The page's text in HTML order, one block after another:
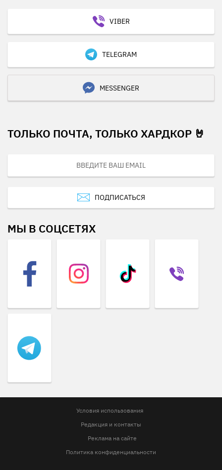
VIBER
TELEGRAM
MESSENGER
ТОЛЬКО ПОЧТА, ТОЛЬКО ХАРДКОР 🤘
ПОДПИСАТЬСЯ
МЫ В СОЦСЕТЯХ
Условия использования
Редакция и контакты
Реклама на сайте
Политика конфиденциальности